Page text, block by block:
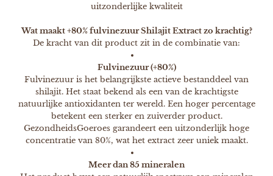
uitzonderlijke kwaliteit
Wat maakt +80% fulvinezuur Shilajit Extract zo krachtig?
De kracht van dit product zit in de combinatie van:
Fulvinezuur (+80%)
Fulvinezuur is het belangrijkste actieve bestanddeel van
shilajit. Het staat bekend als een van de krachtigste
natuurlijke antioxidanten ter wereld. Een hoger percentage
betekent een sterker en zuiverder product.
GezondheidsGoeroes garandeert een uitzonderlijk hoge
concentratie van 80%, wat het extract zeer uniek maakt.
Meer dan 85 mineralen